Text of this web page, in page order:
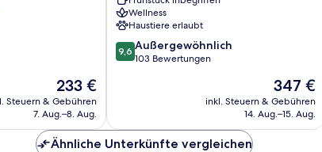
Der
Preis
beträgt
233 €
Steuern & Gebühren
7. Aug.–8. Aug.
Wellness
Haustiere erlaubt
9.6
von
9,6 Außergewöhnlich
103 Bewertungen
Der
Preis
beträgt
347 €
inkl. Steuern & Gebühren
14. Aug.–15. Aug.
Ähnliche Unterkünfte vergleichen